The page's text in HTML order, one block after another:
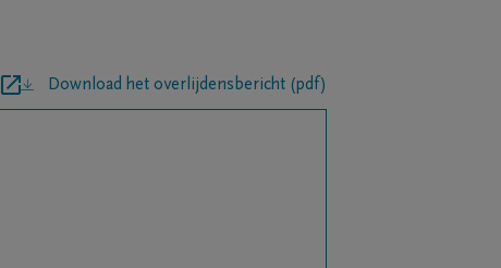
Download het overlijdensbericht (pdf)